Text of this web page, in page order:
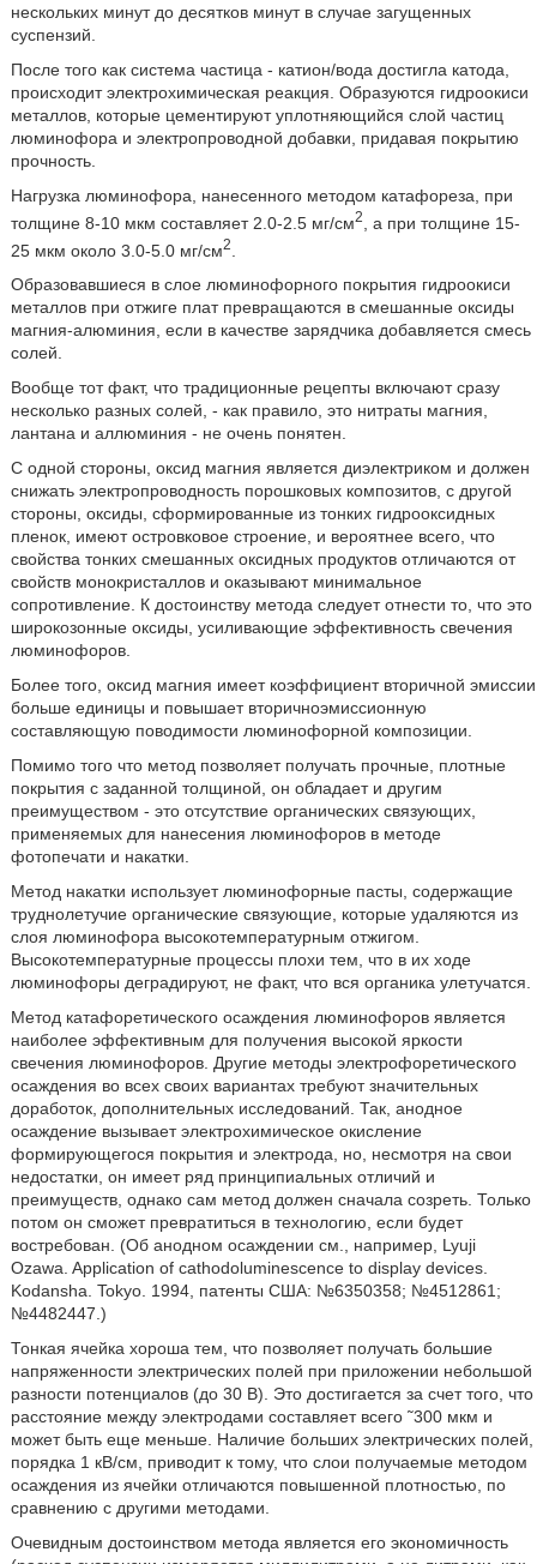
нескольких минут до десятков минут в случае загущенных
суспензий.
После того как система частица - катион/вода достигла катода,
происходит электрохимическая реакция. Образуются гидроокиси
металлов, которые цементируют уплотняющийся слой частиц
люминофора и электропроводной добавки, придавая покрытию
прочность.
Нагрузка люминофора, нанесенного методом катафореза, при
толщине 8-10 мкм составляет 2.0-2.5 мг/см2
, а при толщине 15-
25 мкм около 3.0-5.0 мг/см2
Образовавшиеся в слое люминофорного покрытия гидроокиси
металлов при отжиге плат превращаются в смешанные оксиды
магния-алюминия, если в качестве зарядчика добавляется смесь
солей.
Вообще тот факт, что традиционные рецепты включают сразу
несколько разных солей, - как правило, это нитраты магния,
лантана и аллюминия - не очень понятен.
С одной стороны, оксид магния является диэлектриком и должен
снижать электропроводность порошковых композитов, с другой
стороны, оксиды, сформированные из тонких гидрооксидных
пленок, имеют островковое строение, и вероятнее всего, что
свойства тонких смешанных оксидных продуктов отличаются от
свойств монокристаллов и оказывают минимальное
сопротивление. К достоинству метода следует отнести то, что это
широкозонные оксиды, усиливающие эффективность свечения
люминофоров.
Более того, оксид магния имеет коэффициент вторичной эмиссии
больше единицы и повышает вторичноэмиссионную
составляющую поводимости люминофорной композиции.
Помимо того что метод позволяет получать прочные, плотные
покрытия с заданной толщиной, он обладает и другим
преимуществом - это отсутствие органических связующих,
применяемых для нанесения люминофоров в методе
фотопечати и накатки.
Метод накатки использует люминофорные пасты, содержащие
труднолетучие органические связующие, которые удаляются из
слоя люминофора высокотемпературным отжигом.
Высокотемпературные процессы плохи тем, что в их ходе
люминофоры деградируют, не факт, что вся органика улетучатся.
Метод катафоретического осаждения люминофоров является
наиболее эффективным для получения высокой яркости
свечения люминофоров. Другие методы электрофоретического
осаждения во всех своих вариантах требуют значительных
доработок, дополнительных исследований. Так, анодное
осаждение вызывает электрохимическое окисление
формирующегося покрытия и электрода, но, несмотря на свои
недостатки, он имеет ряд принципиальных отличий и
преимуществ, однако сам метод должен сначала созреть. Только
потом он сможет превратиться в технологию, если будет
востребован. (Об анодном осаждении см., например, Lyuji
Ozawa. Application of cathodoluminescence to display devices.
Kodansha. Tokyo. 1994, патенты США: №6350358; №4512861;
№4482447.)
Тонкая ячейка хороша тем, что позволяет получать большие
напряженности электрических полей при приложении небольшой
разности потенциалов (до 30 В). Это достигается за счет того, что
расстояние между электродами составляет всего ˜300 мкм и
может быть еще меньше. Наличие больших электрических полей,
порядка 1 кВ/см, приводит к тому, что слои получаемые методом
осаждения из ячейки отличаются повышенной плотностью, по
сравнению с другими методами.
Очевидным достоинством метода является его экономичность